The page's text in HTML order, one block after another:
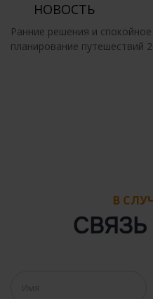
НОВОСТЬ
Ранние решения и спокойное
планирование путешествий
В